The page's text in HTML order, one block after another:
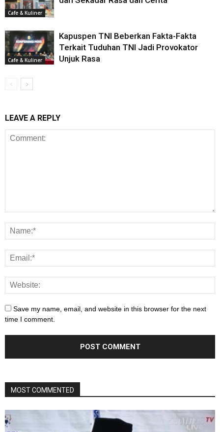
Cafe & Kuliner
Cafe & Kuliner
Kapuspen TNI Beberkan Fakta-Fakta
Terkait Tuduhan TNI Jadi Provokator
Unjuk Rasa
LEAVE A REPLY
Save my name, email, and website in this browser for the next
time I comment.
MOST COMMENTED